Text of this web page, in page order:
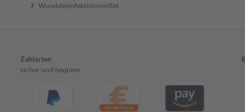
Wunddesinfektionsmittel
Zahlarten
sicher und bequem